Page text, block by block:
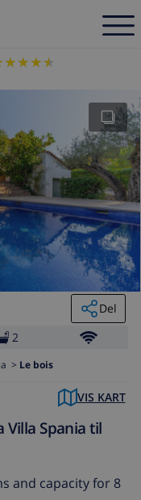
Del
2
> Le bois
VIS KART
Villa Spania til
and capacity for 8